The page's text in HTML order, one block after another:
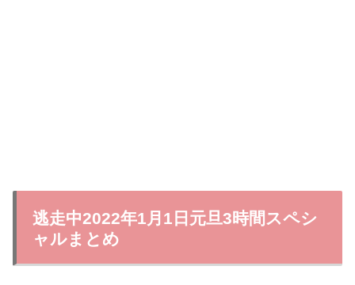
逃走中2022年1月1日元旦3時間スペシ
ャルまとめ